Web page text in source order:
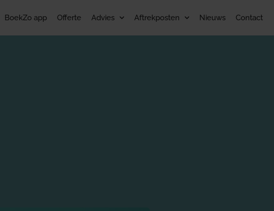
BoekZo app Offerte Advies Aftrekposten Nieuws Contact